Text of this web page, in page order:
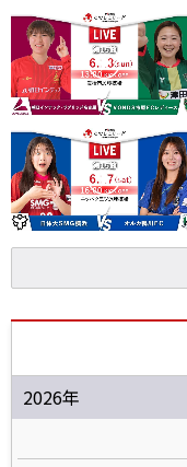
2026年